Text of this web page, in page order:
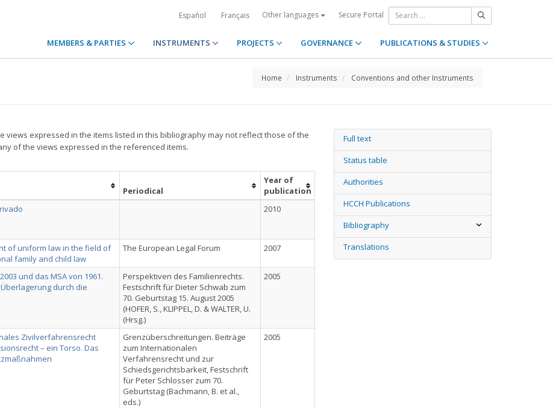
Español Français Other languages Secure Portal
MEMBERS & PARTIES INSTRUMENTS PROJECTS GOVERNANCE PUBLICATIONS & STUDIES
Home Instruments Conventions and other Instruments
views expressed in the items listed in this bibliography may not reflect those of the
of the views expressed in the referenced items.
Periodical
Year of
publication
2010
of uniform law in the field of
family and child law
The European Legal Forum 2007
und das MSA von 1961.
durch die
Perspektiven des Familienrechts.
Festschrift für Dieter Schwab zum
70. Geburtstag 15. August 2005
(HOFER, S., KLIPPEL, D. & WALTER, U.
(Hrsg.)
2005
Zivilverfahrensrecht
– ein Torso. Das
Grenzüberschreitungen. Beiträge
zum Internationalen
Verfahrensrecht und zur
Schiedsgerichtsbarkeit, Festschrift
für Peter Schlosser zum 70.
Geburtstag (Bachmann, B. et al.,
eds.)
2005
Full text
Status table
Authorities
HCCH Publications
Bibliography
Translations